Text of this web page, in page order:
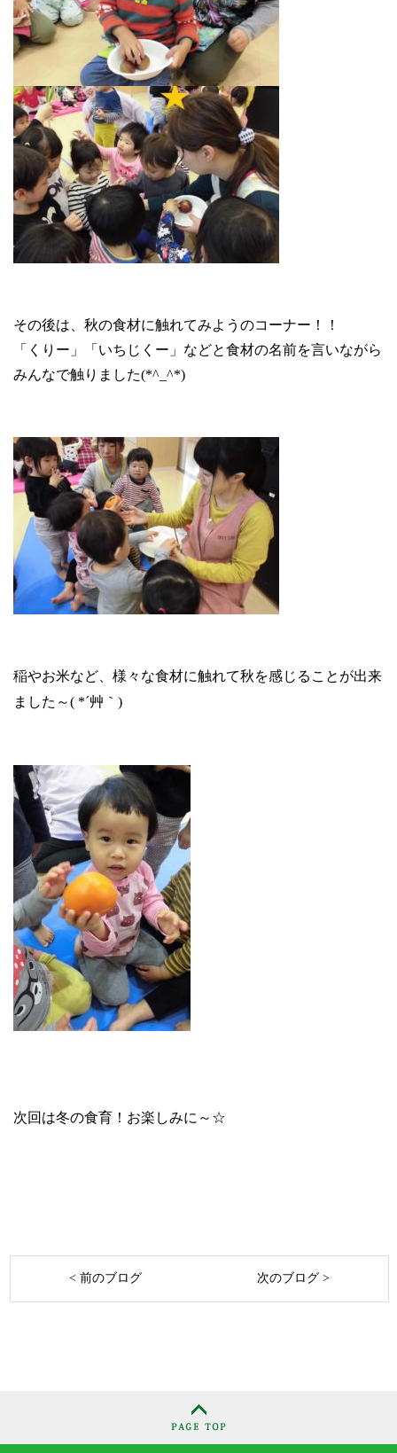
その後は、秋の食材に触れてみようのコーナー！！
「くりー」「いちじくー」などと食材の名前を言いながら
みんなで触りました(*^_^*)
稲やお米など、様々な食材に触れて秋を感じることが出来
ました～( *´艸｀)
次回は冬の食育！お楽しみに～☆
< 前のブログ 次のブログ >